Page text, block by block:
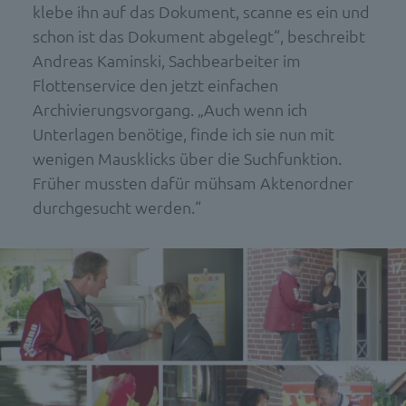
klebe ihn auf das Dokument, scanne es ein und
schon ist das Dokument abgelegt“, beschreibt
Andreas Kaminski, Sachbearbeiter im
Flottenservice den jetzt einfachen
Archivierungsvorgang. „Auch wenn ich
Unterlagen benötige, finde ich sie nun mit
wenigen Mausklicks über die Suchfunktion.
Früher mussten dafür mühsam Aktenordner
durchgesucht werden.“